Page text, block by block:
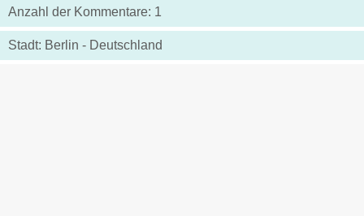
Anzahl der Kommentare: 1
Stadt: Berlin - Deutschland